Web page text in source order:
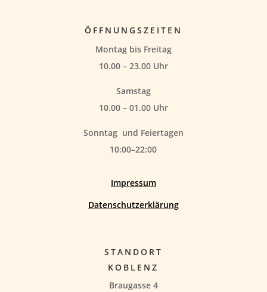
ÖFFNUNGSZEITEN
Montag bis Freitag
10.00 – 23.00 Uhr
Samstag
10.00 – 01.00 Uhr
Sonntag und Feiertagen
10:00–22:00
Impressum
Datenschutzerklärung
STANDORT
KOBLENZ
Braugasse 4